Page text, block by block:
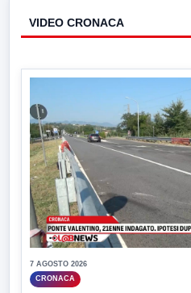
VIDEO CRONACA
7 AGOSTO 2026
CRONACA